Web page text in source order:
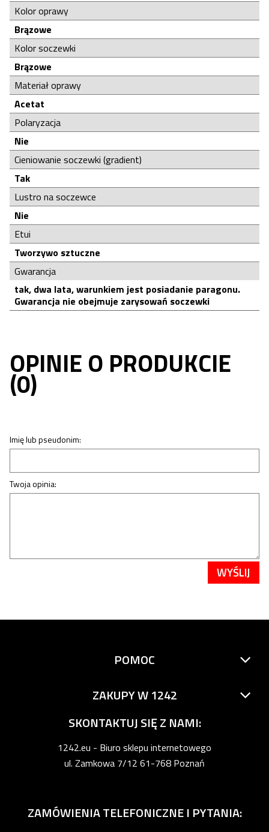
Kolor oprawy
Brązowe
Kolor soczewki
Brązowe
Materiał oprawy
Acetat
Polaryzacja
Nie
Cieniowanie soczewki (gradient)
Tak
Lustro na soczewce
Nie
Etui
Tworzywo sztuczne
Gwarancja
tak, dwa lata, warunkiem jest posiadanie paragonu.
Gwarancja nie obejmuje zarysowań soczewki
OPINIE O PRODUKCIE
(0)
Imię lub pseudonim:
Twoja opinia:
WYŚLIJ
POMOC
ZAKUPY W 1242
SKONTAKTUJ SIĘ Z NAMI:
1242.eu - Biuro sklepu internetowego
ul. Zamkowa 7/12 61-768 Poznań
ZAMÓWIENIA TELEFONICZNE I PYTANIA: